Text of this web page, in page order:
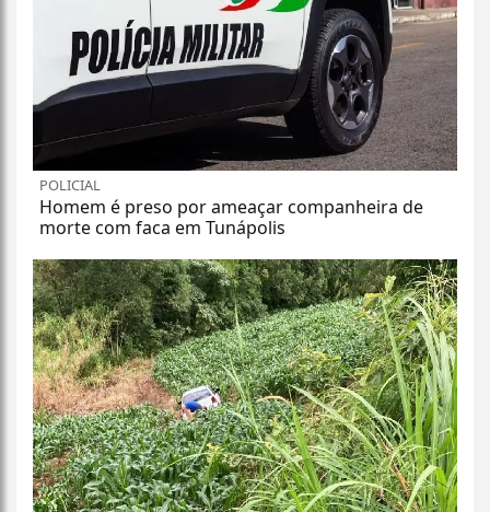
POLICIAL
Homem é preso por ameaçar companheira de
morte com faca em Tunápolis